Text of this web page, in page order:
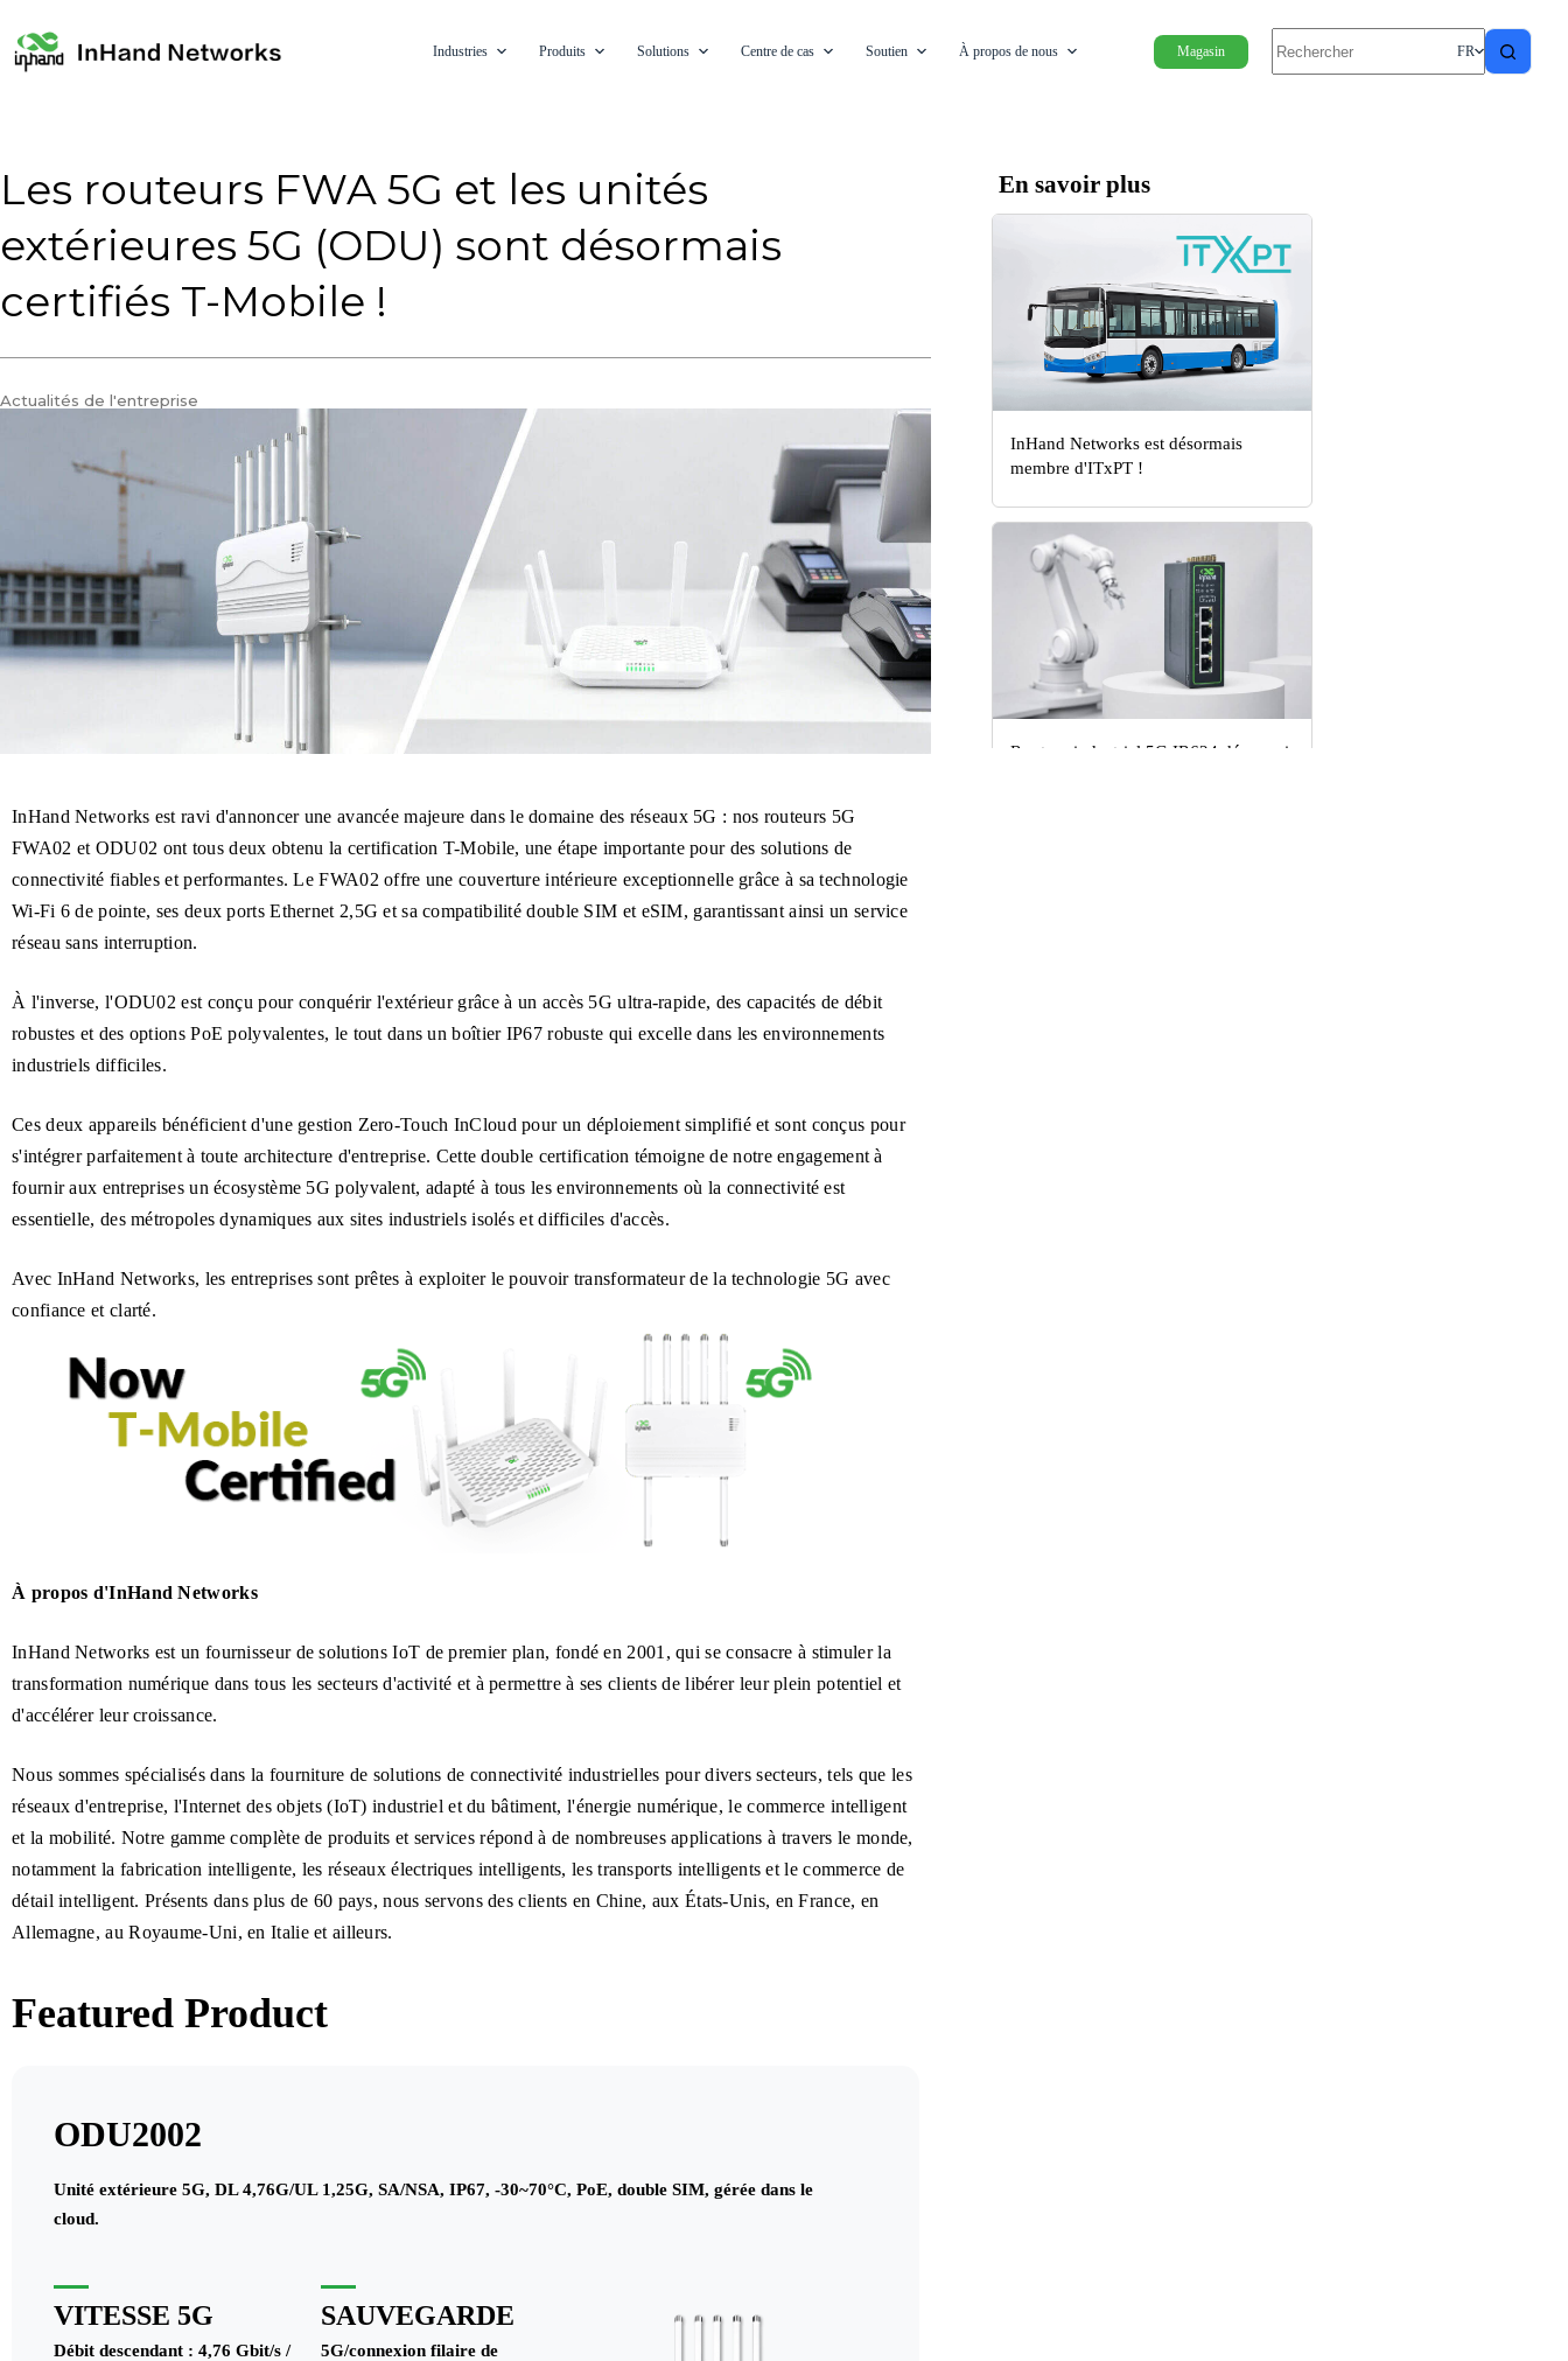
Industries Produits Solutions Centre de cas Soutien À propos de nous Magasin FR
Les routeurs FWA 5G et les unités
extérieures 5G (ODU) sont désormais
certifiés T-Mobile !
Actualités de l'entreprise
InHand Networks est ravi d'annoncer une avancée majeure dans le domaine des réseaux 5G : nos routeurs 5G
FWA02 et ODU02 ont tous deux obtenu la certification T-Mobile, une étape importante pour des solutions de
connectivité fiables et performantes. Le FWA02 offre une couverture intérieure exceptionnelle grâce à sa technologie
Wi-Fi 6 de pointe, ses deux ports Ethernet 2,5G et sa compatibilité double SIM et eSIM, garantissant ainsi un service
réseau sans interruption.
À l'inverse, l'ODU02 est conçu pour conquérir l'extérieur grâce à un accès 5G ultra-rapide, des capacités de débit
robustes et des options PoE polyvalentes, le tout dans un boîtier IP67 robuste qui excelle dans les environnements
industriels difficiles.
Ces deux appareils bénéficient d'une gestion Zero-Touch InCloud pour un déploiement simplifié et sont conçus pour
s'intégrer parfaitement à toute architecture d'entreprise. Cette double certification témoigne de notre engagement à
fournir aux entreprises un écosystème 5G polyvalent, adapté à tous les environnements où la connectivité est
essentielle, des métropoles dynamiques aux sites industriels isolés et difficiles d'accès.
Avec InHand Networks, les entreprises sont prêtes à exploiter le pouvoir transformateur de la technologie 5G avec
confiance et clarté.
À propos d'InHand Networks
InHand Networks est un fournisseur de solutions IoT de premier plan, fondé en 2001, qui se consacre à stimuler la
transformation numérique dans tous les secteurs d'activité et à permettre à ses clients de libérer leur plein potentiel et
d'accélérer leur croissance.
Nous sommes spécialisés dans la fourniture de solutions de connectivité industrielles pour divers secteurs, tels que les
réseaux d'entreprise, l'Internet des objets (IoT) industriel et du bâtiment, l'énergie numérique, le commerce intelligent
et la mobilité. Notre gamme complète de produits et services répond à de nombreuses applications à travers le monde,
notamment la fabrication intelligente, les réseaux électriques intelligents, les transports intelligents et le commerce de
détail intelligent. Présents dans plus de 60 pays, nous servons des clients en Chine, aux États-Unis, en France, en
Allemagne, au Royaume-Uni, en Italie et ailleurs.
Featured Product
ODU2002
Unité extérieure 5G, DL 4,76G/UL 1,25G, SA/NSA, IP67, -30~70°C, PoE, double SIM, gérée dans le
cloud.
VITESSE 5G
Débit descendant : 4,76 Gbit/s /
SAUVEGARDE
5G/connexion filaire de
En savoir plus
InHand Networks est désormais
membre d'ITxPT !
Routeur industriel 5G IR624 désormais